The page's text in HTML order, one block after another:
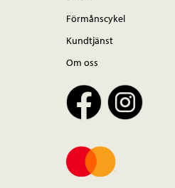
Förmånscykel
Kundtjänst
Om oss